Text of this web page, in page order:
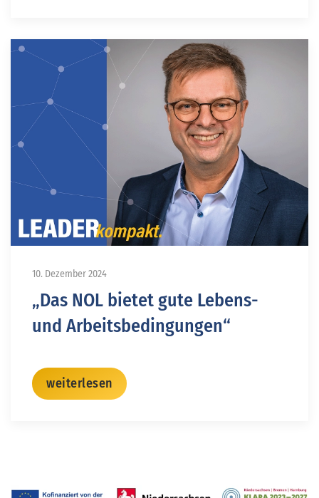
10. Dezember 2024
„Das NOL bietet gute Lebens-
und Arbeitsbedingungen“
weiterlesen